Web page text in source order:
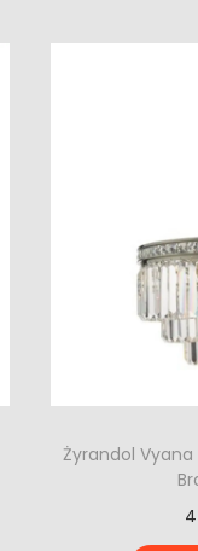
Żyrandol